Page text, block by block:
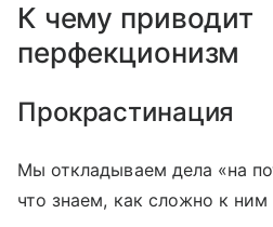
К чему приводит
перфекционизм
Прокрастинация
Мы откладываем дела «на
что знаем, как сложно к ним